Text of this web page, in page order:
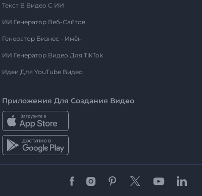
Текст В Видео С ИИ
ИИ Генератор Веб-Сайтов
Генератор Бизнес - Имён
ИИ Генератор Видео Для TikTok
Идеи Для YouTube Видео
Приложения Для Создания Видео